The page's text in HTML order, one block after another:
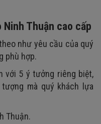
Thuận cao cấp
như yêu cầu của quý
phù hợp.
với 5 ý tưởng riêng biệt,
mà quý khách lựa
Thuận.